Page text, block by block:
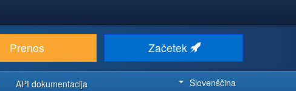
Prenos Začetek
API dokumentacija Slovenščina